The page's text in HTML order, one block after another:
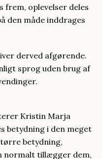
frem, oplevelser deles
den måde inddrages
derved afgørende.
sprog uden brug af
Kristin Marja
betydning i den meget
betydning,
normalt tillægger dem,